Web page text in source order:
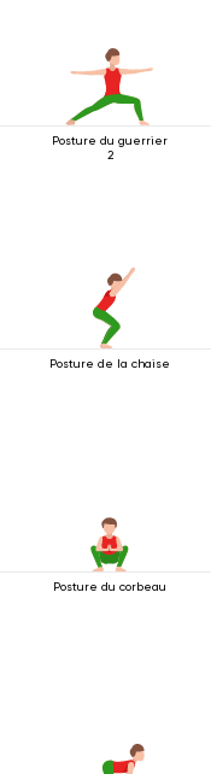
Posture du guerrier
2
Posture de la chaise
Posture du corbeau